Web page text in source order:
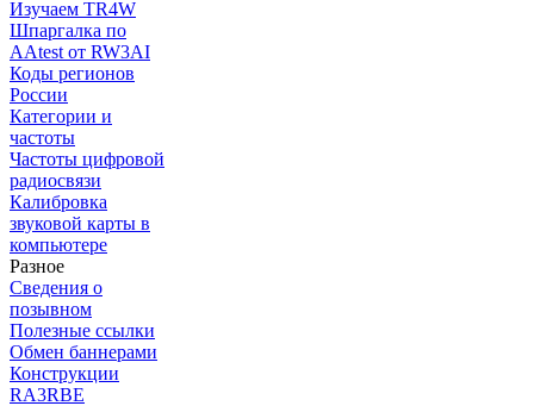
Изучаем TR4W
Шпаргалка по
AAtest от RW3AI
Коды регионов
России
Категории и
частоты
Частоты цифровой
радиосвязи
Калибровка
звуковой карты в
компьютере
Разное
Сведения о
позывном
Полезные ссылки
Обмен баннерами
Конструкции
RA3RBE